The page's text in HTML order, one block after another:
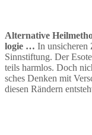
Alter­native
logie … In unsicheren
Sinnstiftung. Der
teils harmlos. Doch
sches Denken mit
diesen Rändern